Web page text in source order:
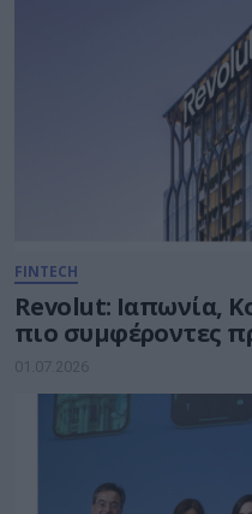
FINTECH
Revolut: Ιαπωνία,
πιο συμφέροντες
01.07.2026